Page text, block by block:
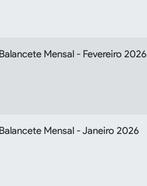
Balancete Mensal - Fevereiro 2026
Balancete Mensal - Janeiro 2026